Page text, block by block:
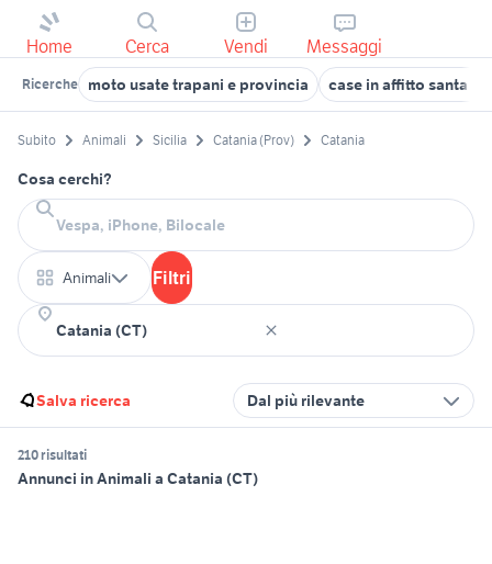
Home Cerca Vendi Messaggi
Ricerche moto usate trapani e provincia case in affitto santa
Subito Animali Sicilia Catania (Prov) Catania
Cosa cerchi?
Animali Filtri
Salva ricerca Dal più rilevante
210 risultati
Annunci in Animali a Catania (CT)